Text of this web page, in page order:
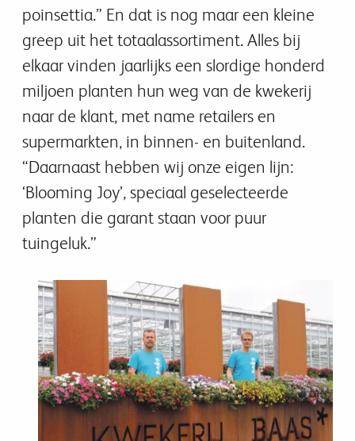
poinsettia.” En dat is nog maar een kleine
greep uit het totaalassortiment. Alles bij
elkaar vinden jaarlijks een slordige honderd
miljoen planten hun weg van de kwekerij
naar de klant, met name retailers en
supermarkten, in binnen- en buitenland.
“Daarnaast hebben wij onze eigen lijn:
‘Blooming Joy’, speciaal geselecteerde
planten die garant staan voor puur
tuingeluk.”